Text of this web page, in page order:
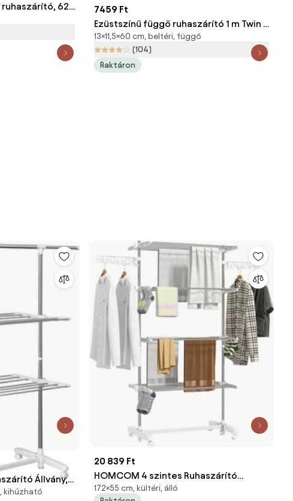
62
7459 Ft
Ezüstszínű függő ruhaszárító 1 m Twin –
Wenko
13×11,5×60 cm, beltéri, függő
(104)
Raktáron
Állvány,
kihúzható
20 839 Ft
HOMCOM 4 szintes Ruhaszárító
Torony Összecsukható Szárnyakkal,
172×55 cm, kültéri, álló